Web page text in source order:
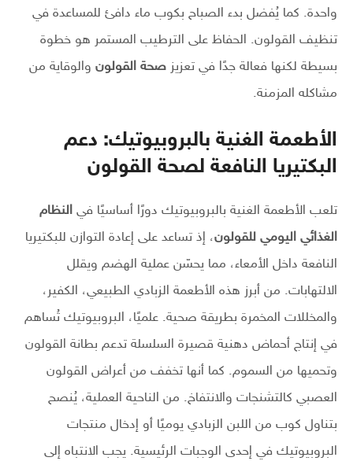
واحدة. كما يُفضل بدء الصباح بكوب ماء دافئ للمساعدة في
تنظيف القولون. الحفاظ على الترطيب المستمر هو خطوة
بسيطة لكنها فعالة جدًا في تعزيز صحة القولون والوقاية من
مشاكله المزمنة.
الأطعمة الغنية بالبروبيوتيك: دعم
البكتيريا النافعة لصحة القولون
تلعب الأطعمة الغنية بالبروبيوتيك دورًا أساسيًا في النظام
الغذائي اليومي للقولون، إذ تساعد على إعادة التوازن للبكتيريا
النافعة داخل الأمعاء، مما يحسّن عملية الهضم ويقلل
الالتهابات. من أبرز هذه الأطعمة الزبادي الطبيعي، الكفير،
والمخللات المخمرة بطريقة صحية. علميًا، البروبيوتيك تُساهم
في إنتاج أحماض دهنية قصيرة السلسلة تدعم بطانة القولون
وتحميها من السموم. كما أنها تخفف من أعراض القولون
العصبي كالتشنجات والانتفاخ. من الناحية العملية، يُنصح
بتناول كوب من اللبن الزبادي يوميًا أو إدخال منتجات
البروبيوتيك في إحدى الوجبات الرئيسية. يجب الانتباه إلى